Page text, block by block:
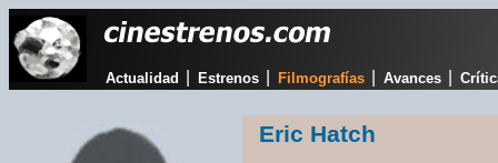
Actualidad Estrenos Filmografías Avances
Eric Hatch